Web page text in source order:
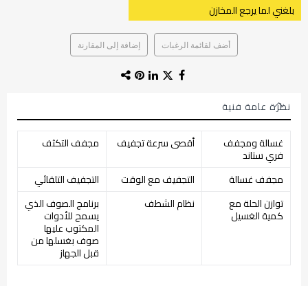
بلغني لما يرجع المخازن
أضف لقائمة الرغبات إضافة إلى المقارنة
نظرة عامة فنية
غسالة ومجفف
فري ستاند
أقصى سرعة تجفيف مجفف التكثف
مجفف غسالة التجفيف مع الوقت
التجفيف التلقائي
توازن الحلة مع
كمية الغسيل
نظام الشطف برنامج الصوف الذي
يسمح للأدوات
المكتوب عليها
صوف بغسلها من
قبل الجهاز